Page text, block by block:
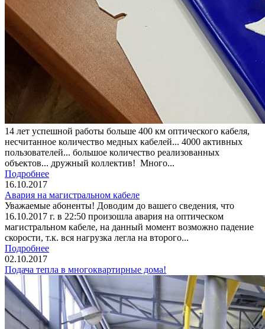
14 лет успешной работы больше 400 км оптического кабеля,
несчитанное количество медных кабелей... 4000 активных
пользователей... большое количество реализованных
объектов... дружный коллектив! Много...
Подробнее
16.10.2017
Авария на магистральном кабеле
Уважаемые абоненты! Доводим до вашего сведения, что
16.10.2017 г. в 22:50 произошла авария на оптическом
магистральном кабеле, на данный момент возможно падение
скорости, т.к. вся нагрузка легла на второго...
Подробнее
02.10.2017
Подача тепла в многоквартирные дома!